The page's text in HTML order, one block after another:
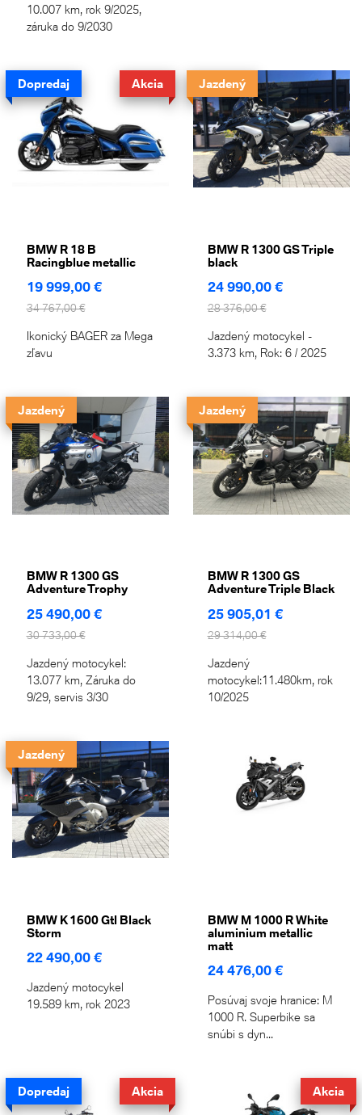
10.007 km, rok 9/2025,
záruka do 9/2030
Akcia
Dopredaj
BMW R 18 B
Racingblue metallic
19 999,00 €
34 767,00 €
Ikonický BAGER za Mega
zľavu
Jazdený
BMW R 1300 GS Triple
black
24 990,00 €
28 376,00 €
Jazdený motocykel -
3.373 km, Rok: 6 / 2025
Jazdený
BMW R 1300 GS
Adventure Trophy
25 490,00 €
30 733,00 €
Jazdený motocykel:
13.077 km, Záruka do
9/29, servis 3/30
Jazdený
BMW R 1300 GS
Adventure Triple Black
25 905,01 €
29 314,00 €
Jazdený
motocykel:11.480km, rok
10/2025
Jazdený
BMW K 1600 Gtl Black
Storm
22 490,00 €
Jazdený motocykel
19.589 km, rok 2023
BMW M 1000 R White
aluminium metallic
matt
24 476,00 €
Posúvaj svoje hranice: M
1000 R. Superbike sa
snúbi s dyn...
Akcia
Dopredaj Akcia